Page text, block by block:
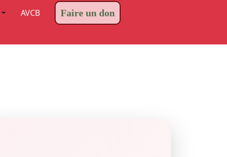
AVCB Faire un don